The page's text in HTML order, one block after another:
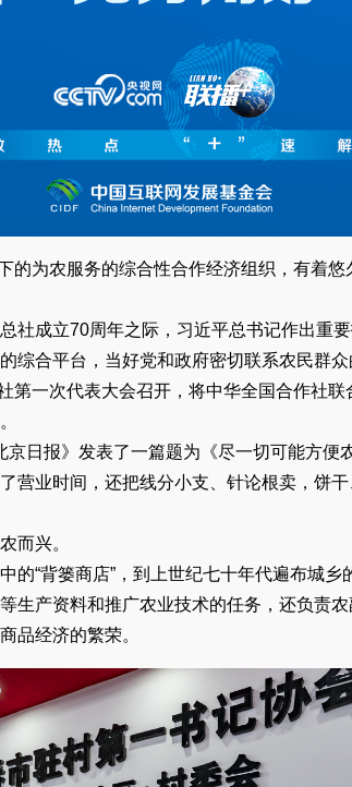
的为农服务的综合性合作经济组织，有着
社成立70周年之际，习近平总书记作出重
综合平台，当好党和政府密切联系农民群众
第一次代表大会召开，将中华全国合作社
日报》发表了一篇题为《尽一切可能方便
营业时间，还把线分小支、针论根卖，饼
而兴。
的“背篓商店”，到上世纪七十年代遍布城
生产资料和推广农业技术的任务，还负责
品经济的繁荣。